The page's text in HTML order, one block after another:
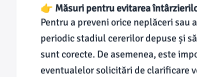
👉 Măsuri pentru evitarea
Pentru a preveni orice neplăceri
periodic stadiul cererilor depuse și
sunt corecte. De asemenea, este
eventualelor solicitări de clarificare